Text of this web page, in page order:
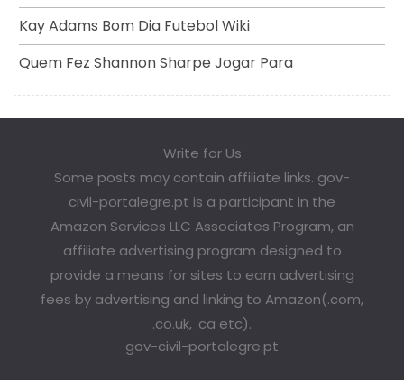
Kay Adams Bom Dia Futebol Wiki
Quem Fez Shannon Sharpe Jogar Para
Write for Us
Some posts may contain affiliate links. gov-
civil-portalegre.pt is a participant in the
Amazon Services LLC Associates Program, an
affiliate advertising program designed to
provide a means for sites to earn advertising
fees by advertising and linking to Amazon(.com,
.co.uk, .ca etc).
gov-civil-portalegre.pt